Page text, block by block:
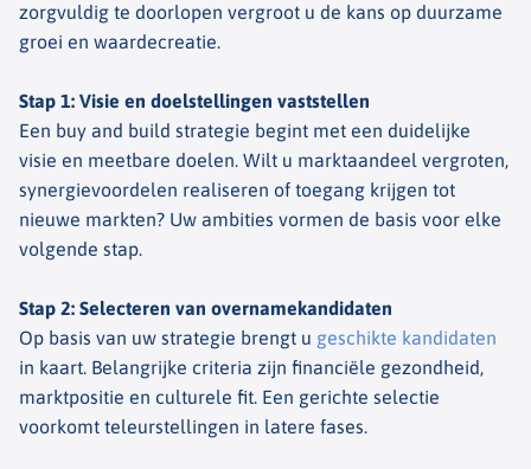
zorgvuldig te doorlopen vergroot u de kans op duurzame
groei en waardecreatie.
Stap 1: Visie en doelstellingen vaststellen
Een buy and build strategie begint met een duidelijke
visie en meetbare doelen. Wilt u marktaandeel vergroten,
synergievoordelen realiseren of toegang krijgen tot
nieuwe markten? Uw ambities vormen de basis voor elke
volgende stap.
Stap 2: Selecteren van overnamekandidaten
Op basis van uw strategie brengt u geschikte kandidaten
in kaart. Belangrijke criteria zijn financiële gezondheid,
marktpositie en culturele fit. Een gerichte selectie
voorkomt teleurstellingen in latere fases.